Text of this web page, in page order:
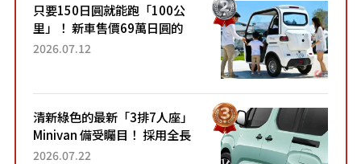
只要150日圓就能跑「100公
里」！ 新車售價69萬日圓的
「3人座」Trike大受歡迎！ 順
2026.07.12
清新綠色的最新「3排7人座」
Minivan 備受矚目！ 採用全長
4.7公尺剛剛好的車身尺寸與
2026.07.22